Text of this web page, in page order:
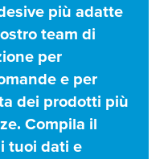
più adatte
team di
per
e per
dei prodotti più
Compila il
tuoi dati e